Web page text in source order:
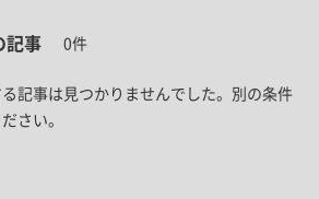
記事 0件
記事は見つかりませんでした。 別の条件
さい。